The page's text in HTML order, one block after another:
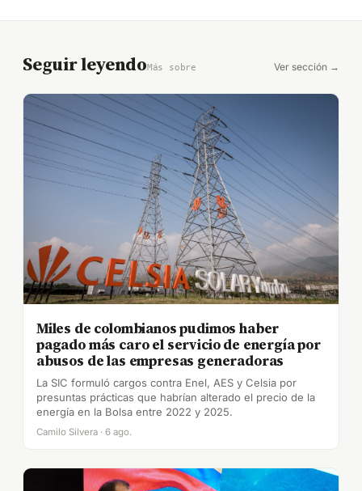
Seguir leyendoMás sobre Ver sección →
Miles de colombianos pudimos haber
pagado más caro el servicio de energía por
abusos de las empresas generadoras
La SIC formuló cargos contra Enel, AES y Celsia por
presuntas prácticas que habrían alterado el precio de la
energía en la Bolsa entre 2022 y 2025.
Camilo Silvera · 6 ago.